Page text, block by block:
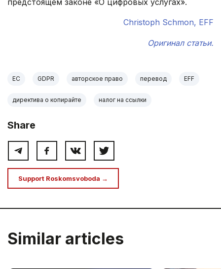
предстоящем законе «О цифровых услугах».
Christoph Schmon, EFF
Оригинал статьи.
ЕС GDPR авторское право перевод EFF
директива о копирайте налог на ссылки
Share
Support Roskomsvoboda →
Similar articles